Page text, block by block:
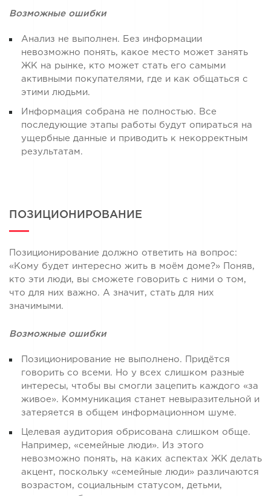
Возможные ошибки
Анализ не выполнен. Без информации
невозможно понять, какое место может занять
ЖК на рынке, кто может стать его самыми
активными покупателями, где и как общаться с
этими людьми.
Информация собрана не полностью. Все
последующие этапы работы будут опираться на
ущербные данные и приводить к некорректным
результатам.
ПОЗИЦИОНИРОВАНИЕ
Позиционирование должно ответить на вопрос:
«Кому будет интересно жить в моём доме?» Поняв,
кто эти люди, вы сможете говорить с ними о том,
что для них важно. А значит, стать для них
значимыми.
Возможные ошибки
Позиционирование не выполнено. Придётся
говорить со всеми. Но у всех слишком разные
интересы, чтобы вы смогли зацепить каждого «за
живое». Коммуникация станет невыразительной и
затеряется в общем информационном шуме.
Целевая аудитория обрисована слишком обще.
Например, «семейные люди». Из этого
невозможно понять, на каких аспектах ЖК делать
акцент, поскольку «семейные люди» различаются
возрастом, социальным статусом, детьми,